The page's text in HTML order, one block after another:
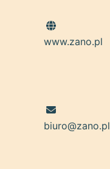
www.zano.pl
biuro@zano.pl